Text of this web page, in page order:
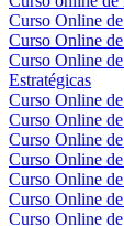
Curso Online
Curso Online
Curso Online
Estratégicas
Curso Online
Curso Online
Curso Online
Curso Online
Curso Online
Curso Online
Curso Online